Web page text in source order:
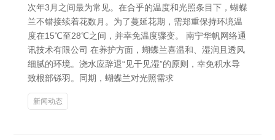
次年3月之间最为常见。在合乎的温度和光照条目下，蝴蝶
兰不错接续着花数月。为了蔓延花期，需郑重保持环境温
度在15℃至28℃之间，并幸免温度骤变。 南宁华帆网络通
讯技术有限公司 在养护方面，蝴蝶兰喜温和、湿润且透风
细腻的环境。浇水应辞退“见干见湿”的原则，幸免积水导
致根部铩羽。同期，蝴蝶兰对光照需求
新闻动态